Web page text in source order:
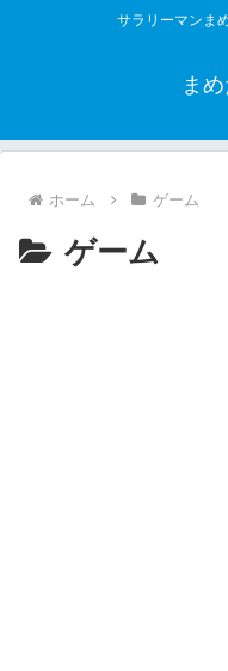
サラリーマンま
ま
ホーム ゲーム
ゲーム